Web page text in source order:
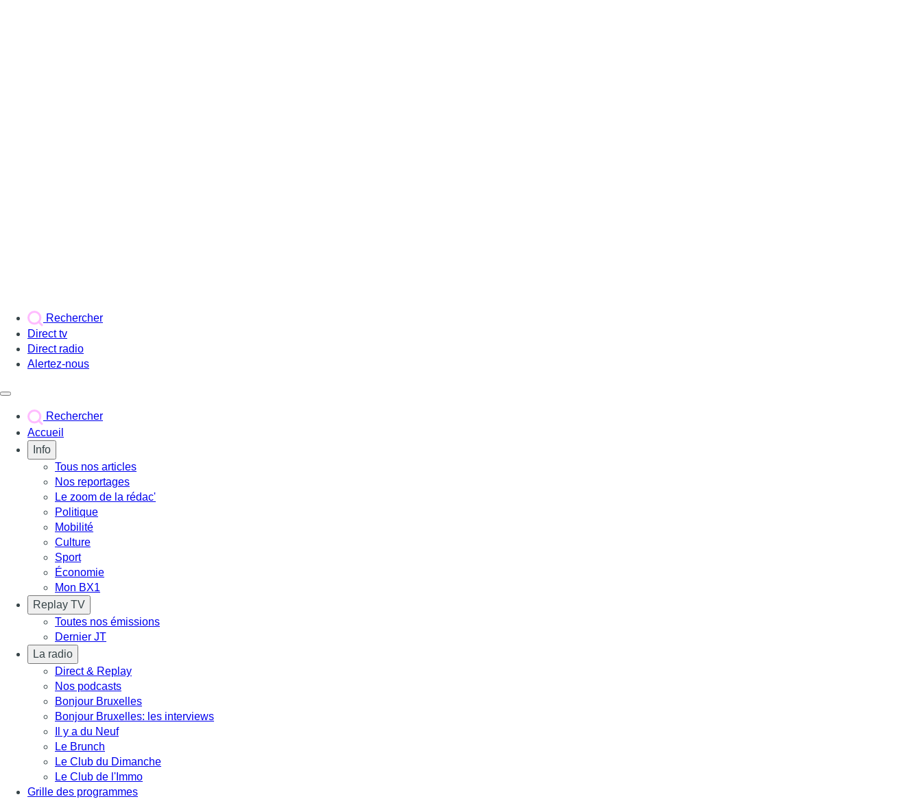
Rechercher
Direct tv
Direct radio
Alertez-nous
Rechercher
Accueil
Info
Tous nos articles
Nos reportages
Le zoom de la rédac'
Politique
Mobilité
Culture
Sport
Économie
Mon BX1
Replay TV
Toutes nos émissions
Dernier JT
La radio
Direct & Replay
Nos podcasts
Bonjour Bruxelles
Bonjour Bruxelles: les interviews
Il y a du Neuf
Le Brunch
Le Club du Dimanche
Le Club de l'Immo
Grille des programmes